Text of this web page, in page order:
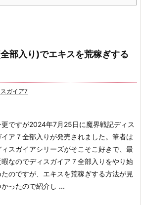
部入り)でエキスを荒稼ぎする
ガイア7
更ですが2024年7月25日に魔界戦記ディス
イア７全部入りが発売されました。 筆者は
ィスガイアシリーズがそこそこ好きで、最
暇なのでディスガイア７全部入りをやり始
たのですが、エキスを荒稼ぎする方法が見
かったので紹介し ...